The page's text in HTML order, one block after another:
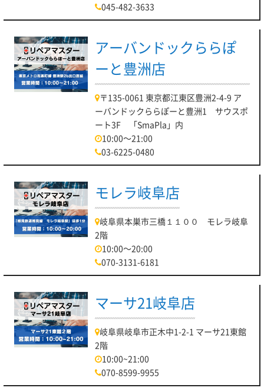
045-482-3633
アーバンドックららぽ
ーと豊洲店
〒135-0061 東京都江東区豊洲2-4-9 ア
ーバンドックららぽーと豊洲1 サウスポ
ート3F 「SmaPla」内
10:00～21:00
03-6225-0480
モレラ岐阜店
岐阜県本巣市三橋１１００ モレラ岐阜
2階
10:00～20:00
070-3131-6181
マーサ21岐阜店
岐阜県岐阜市正木中1-2-1 マーサ21東館
2階
10:00~21:00
070-8599-9955